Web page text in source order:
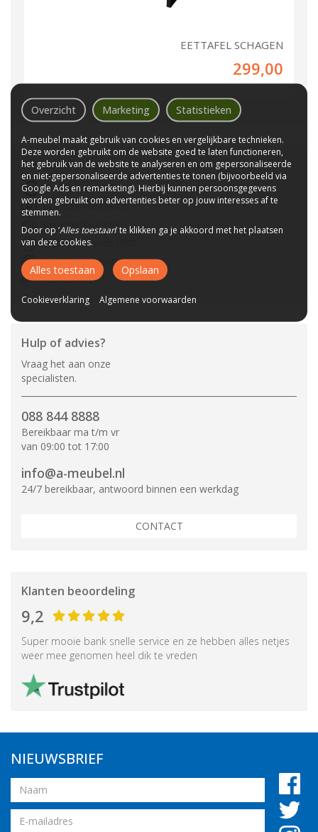
EETTAFEL SCHAGEN
299,00
WaaromA-meubel?
Laagste prijs van NL
Gratis parkeerplaats
Bezorgen bij u thuis
Wij bestaan sinds 1992!
Tot 10 jaar garantie
CBW-Erkend
Hulp of advies?
Vraag het aan onze
specialisten.
088 844 8888
Bereikbaar ma t/m vr
van 09:00 tot 17:00
info@a-meubel.nl
24/7 bereikbaar, antwoord binnen een werkdag
CONTACT
Klanten beoordeling
9,2
Super mooie bank snelle service en ze hebben alles netjes
weer mee genomen heel dik te vreden
NIEUWSBRIEF
Naam
Email
Overzicht Marketing Statistieken
A-meubel maakt gebruik van cookies en vergelijkbare technieken.
Deze worden gebruikt om de website goed te laten functioneren,
het gebruik van de website te analyseren en om gepersonaliseerde
en niet-gepersonaliseerde advertenties te tonen (bijvoorbeeld via
Google Ads en remarketing). Hierbij kunnen persoonsgegevens
worden gebruikt om advertenties beter op jouw interesses af te
stemmen.
Door op ‘Alles toestaan’ te klikken ga je akkoord met het plaatsen
van deze cookies.
Alles toestaan Opslaan
Cookieverklaring Algemene voorwaarden